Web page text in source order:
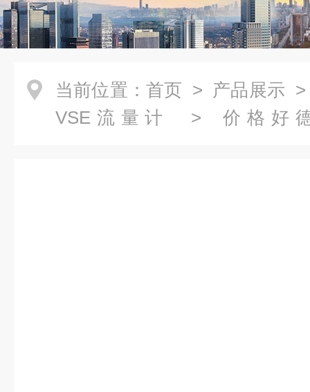
当前位置： 首页 > 产品展示
VSE流量计
> 价格好德